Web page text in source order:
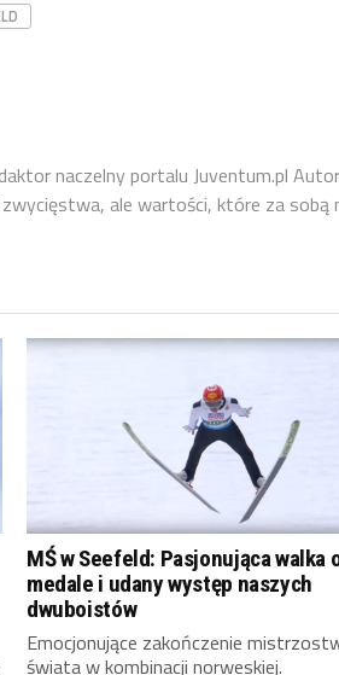
naczelny portalu Juventum.pl
ale wartości, które za sobą
MŚ w Seefeld: Pasjonująca walka
medale i udany występ naszych
dwuboistów
Emocjonujące zakończenie
świata w kombinacji norweskiej.